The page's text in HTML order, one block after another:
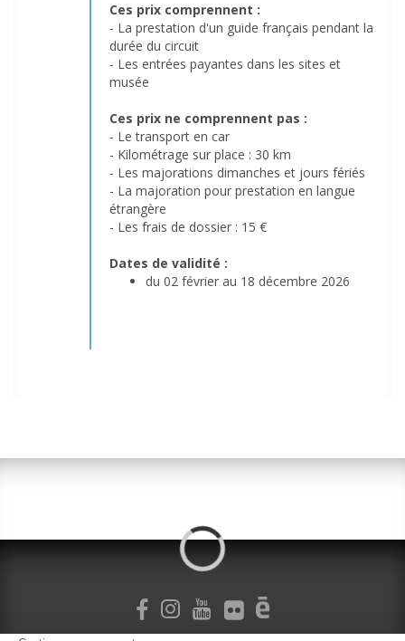
Ces prix comprennent :
- La prestation d'un guide français pendant la
durée du circuit
- Les entrées payantes dans les sites et
musée
Ces prix ne comprennent pas :
- Le transport en car
- Kilométrage sur place : 30 km
- Les majorations dimanches et jours fériés
- La majoration pour prestation en langue
étrangère
- Les frais de dossier : 15 €
Dates de validité :
du 02 février au 18 décembre 2026